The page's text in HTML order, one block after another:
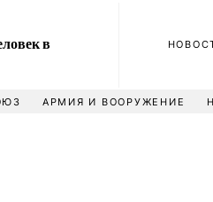
в
АРМИЯ И ВООРУЖЕНИЕ